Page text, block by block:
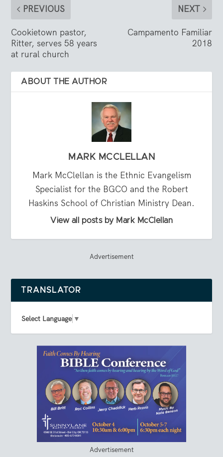
PREVIOUS
Cookietown pastor,
Ritter, serves 58 years
at rural church
NEXT
Campamento Familiar
2018
ABOUT THE AUTHOR
MARK MCCLELLAN
Mark McClellan is the Ethnic Evangelism
Specialist for the BGCO and the Robert
Haskins School of Christian Ministry Dean.
View all posts by Mark McClellan
Advertisement
TRANSLATOR
Select Language ▼
Advertisement